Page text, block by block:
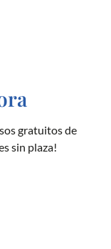
gratuitos de
sin plaza!